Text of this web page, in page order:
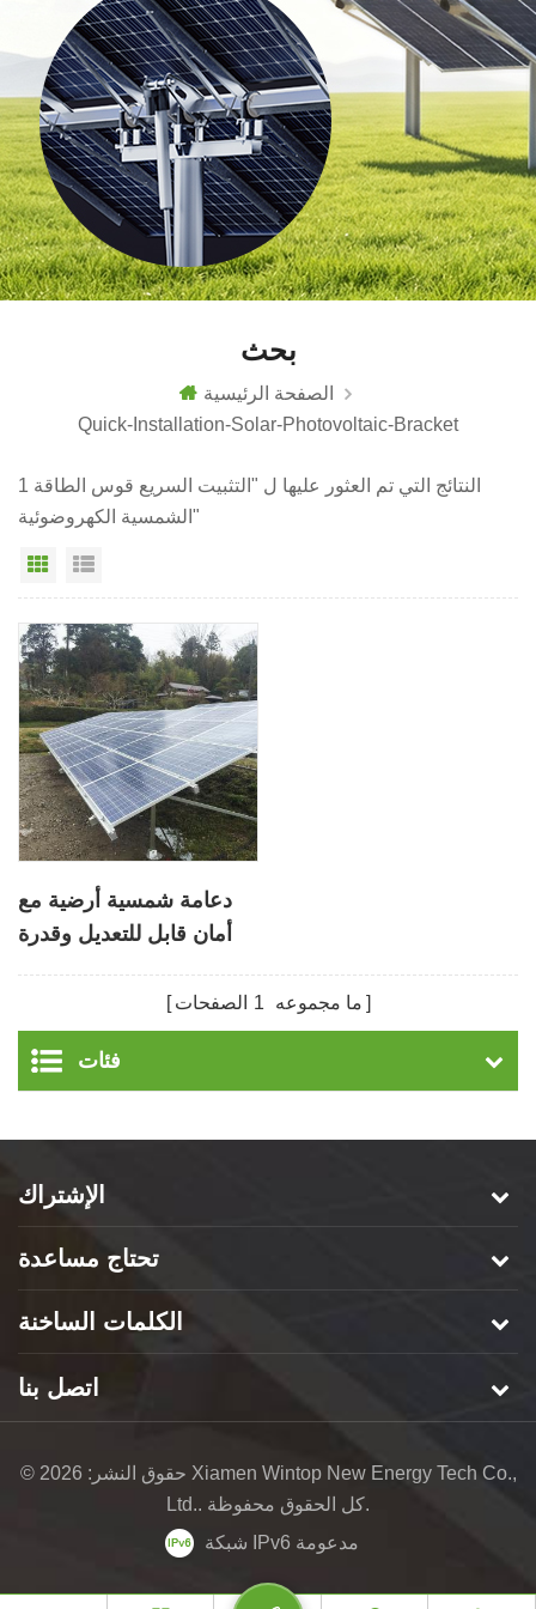
بحث
الصفحة الرئيسية
Quick-Installation-Solar-Photovoltaic-Bracket
1 النتائج التي تم العثور عليها ل "التثبيت السريع قوس الطاقة
الشمسية الكهروضوئية"
عرض شبكي
دعامة شمسية أرضية مع
أمان قابل للتعديل وقدرة
ما مجموعه 1 الصفحات
فئات
الإشتراك
تحتاج مساعدة
الكلمات الساخنة
اتصل بنا
© حقوق النشر: 2026 Xiamen Wintop New Energy Tech Co.,
Ltd.. كل الحقوق محفوظة.
شبكة IPv6 مدعومة